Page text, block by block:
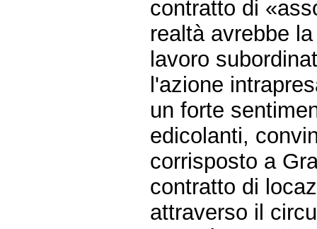
contratto di
realtà avrebbe
lavoro
l'azione
un forte
edicolanti,
corrisposto a
contratto di
attraverso il